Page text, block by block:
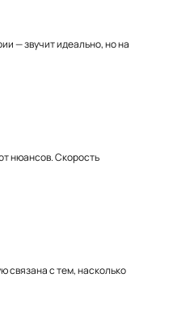
— звучит идеально, но на
нюансов. Скорость
связана с тем, насколько